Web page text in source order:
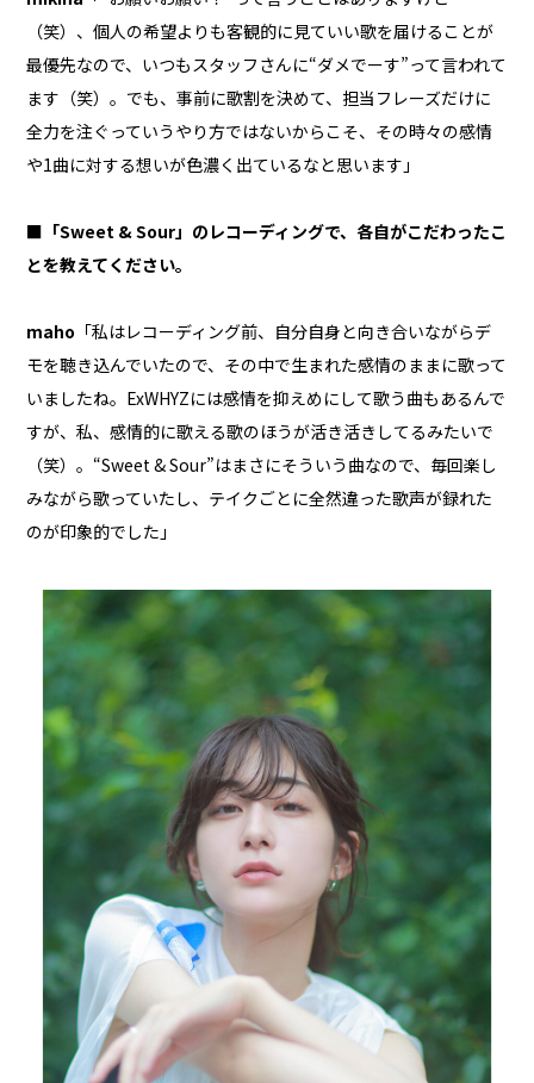
（笑）、個人の希望よりも客観的に見ていい歌を届けることが
最優先なので、いつもスタッフさんに“ダメでーす”って言われて
ます（笑）。でも、事前に歌割を決めて、担当フレーズだけに
全力を注ぐっていうやり方ではないからこそ、その時々の感情
や1曲に対する想いが色濃く出ているなと思います」
■「Sweet & Sour」のレコーディングで、各自がこだわったこ
とを教えてください。
maho 「私はレコーディング前、自分自身と向き合いながらデ
モを聴き込んでいたので、その中で生まれた感情のままに歌って
いましたね。ExWHYZには感情を抑えめにして歌う曲もあるんで
すが、私、感情的に歌える歌のほうが活き活きしてるみたいで
（笑）。“Sweet & Sour”はまさにそういう曲なので、毎回楽し
みながら歌っていたし、テイクごとに全然違った歌声が録れた
のが印象的でした」